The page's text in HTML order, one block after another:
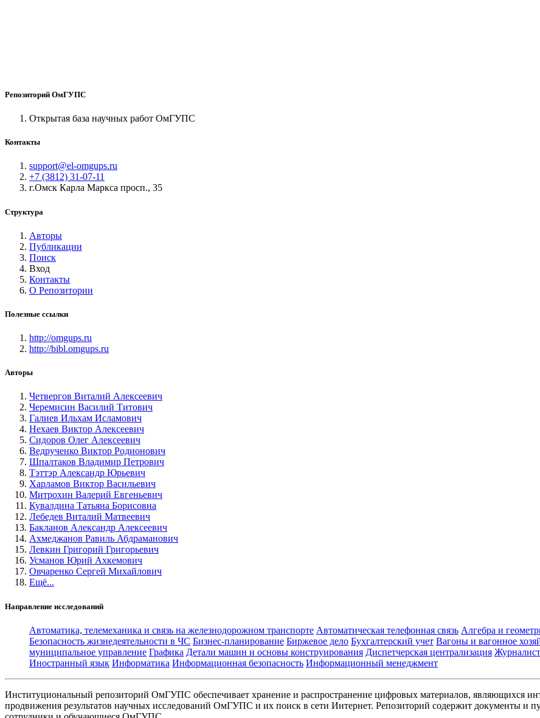
Репозиторий ОмГУПС
Открытая база научных работ ОмГУПС
Контакты
support@el-omgups.ru
+7 (3812) 31-07-11
г.Омск Карла Маркса просп., 35
Структура
Авторы
Публикации
Поиск
Вход
Контакты
О Репозитории
Полезные ссылки
http://omgups.ru
http://bibl.omgups.ru
Авторы
Четвергов Виталий Алексеевич
Черемисин Василий Титович
Галиев Ильхам Исламович
Нехаев Виктор Алексеевич
Сидоров Олег Алексеевич
Ведрученко Виктор Родионович
Шпалтаков Владимир Петрович
Тэттэр Александр Юрьевич
Харламов Виктор Васильевич
Митрохин Валерий Евгеньевич
Кувалдина Татьяна Борисовна
Лебедев Виталий Матвеевич
Бакланов Александр Алексеевич
Ахмеджанов Равиль Абдраманович
Левкин Григорий Григорьевич
Усманов Юрий Ахкемович
Овчаренко Сергей Михайлович
Ещё...
Направление исследований
Автоматика, телемеханика и связь на железнодорожном транспорте Автоматическая телефонная связь Алгебра и
Безопасность жизнедеятельности в ЧС Бизнес-планирование Биржевое дело Бухгалтерский учет Вагоны и вагонное
муниципальное управление Графика Детали машин и основы конструирования Диспетчерская централизация
Иностранный язык Информатика Информационная безопасность Информационный менеджмент
Институциональный репозиторий ОмГУПС обеспечивает хранение и распространение цифровых материалов, являющихся
продвижения результатов научных исследований ОмГУПС и их поиск в сети Интернет. Репозиторий содержит документы и